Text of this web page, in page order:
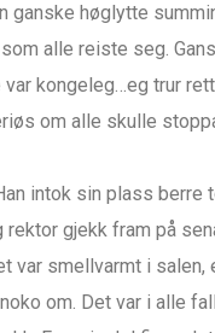
ganske høglytte
alle reiste seg.
kongeleg…eg trur
om alle skulle
intok sin plass
gjekk fram på
var smellvarmt i
om. Det var i alle